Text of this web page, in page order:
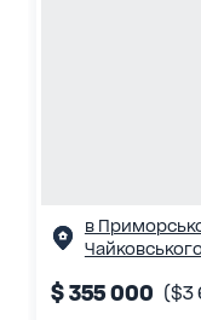
в
$ 355 000 ($3